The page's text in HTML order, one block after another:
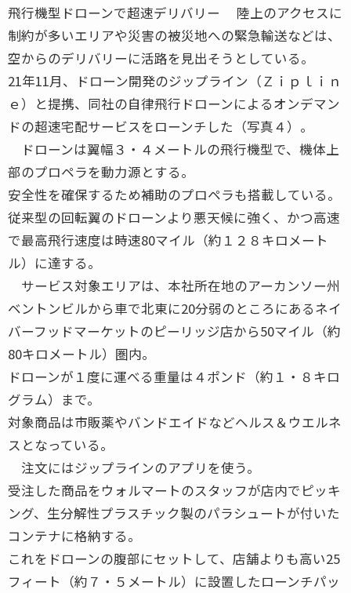
飛行機型ドローンで超速デリバリー 陸上のアクセスに
制約が多いエリアや災害の被災地への緊急輸送などは、
空からのデリバリーに活路を見出そうとしている。
21年11月、ドローン開発のジップライン（Ｚｉｐｌｉｎ
ｅ）と提携、同社の自律飛行ドローンによるオンデマン
ドの超速宅配サービスをローンチした（写真４）。
ドローンは翼幅３・４メートルの飛行機型で、機体上
部のプロペラを動力源とする。
安全性を確保するため補助のプロペラも搭載している。
従来型の回転翼のドローンより悪天候に強く、かつ高速
で最高飛行速度は時速80マイル（約１２８キロメート
ル）に達する。
サービス対象エリアは、本社所在地のアーカンソー州
ベントンビルから車で北東に20分弱のところにあるネイ
バーフッドマーケットのピーリッジ店から50マイル（約
80キロメートル）圏内。
ドローンが１度に運べる重量は４ポンド（約１・８キロ
グラム）まで。
対象商品は市販薬やバンドエイドなどヘルス＆ウエルネ
スとなっている。
注文にはジップラインのアプリを使う。
受注した商品をウォルマートのスタッフが店内でピッキ
ング、生分解性プラスチック製のパラシュートが付いた
コンテナに格納する。
これをドローンの腹部にセットして、店舗よりも高い25
フィート（約７・５メートル）に設置したローンチパッ